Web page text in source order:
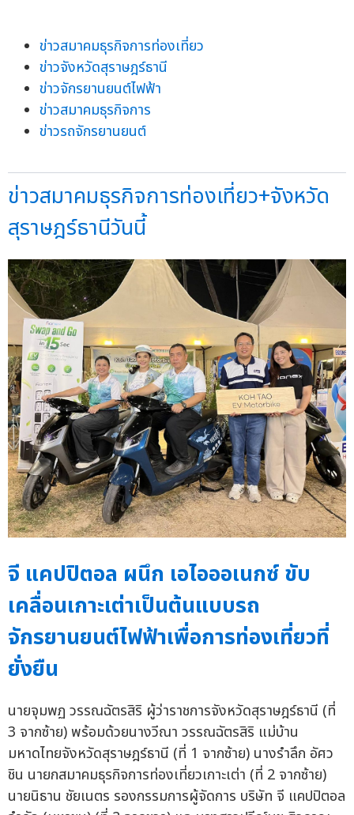
ข่าวสมาคมธุรกิจการท่องเที่ยว
ข่าวจังหวัดสุราษฎร์ธานี
ข่าวจักรยานยนต์ไฟฟ้า
ข่าวสมาคมธุรกิจการ
ข่าวรถจักรยานยนต์
ข่าวสมาคมธุรกิจการท่องเที่ยว+จังหวัด
สุราษฎร์ธานีวันนี้
จี แคปปิตอล ผนึก เอไอออเนกซ์ ขับ
เคลื่อนเกาะเต่าเป็นต้นแบบรถ
จักรยานยนต์ไฟฟ้าเพื่อการท่องเที่ยวที่
ยั่งยืน
นายจุมพฏ วรรณฉัตรสิริ ผู้ว่าราชการจังหวัดสุราษฎร์ธานี (ที่
3 จากซ้าย) พร้อมด้วยนางวีณา วรรณฉัตรสิริ แม่บ้าน
มหาดไทยจังหวัดสุราษฎร์ธานี (ที่ 1 จากซ้าย) นางรำลึก อัศว
ชิน นายกสมาคมธุรกิจการท่องเที่ยวเกาะเต่า (ที่ 2 จากซ้าย)
นายนิธาน ชัยเนตร รองกรรมการผู้จัดการ บริษัท จี แคปปิตอล